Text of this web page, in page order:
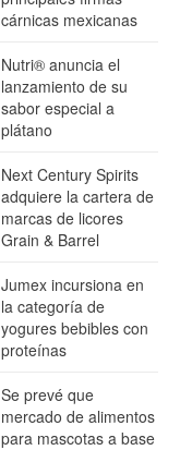
cárnicas mexicanas
Nutri® anuncia el
lanzamiento de su
sabor especial a
plátano
Next Century Spirits
adquiere la cartera de
marcas de licores
Grain & Barrel
Jumex incursiona en
la categoría de
yogures bebibles con
proteínas
Se prevé que
mercado de alimentos
para mascotas a base